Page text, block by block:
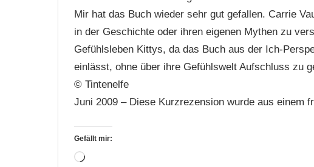
Mir hat das Buch wieder sehr gut gefallen. Carrie
in der Geschichte oder ihren eigenen Mythen zu
Gefühlsleben Kittys, da das Buch aus der Ich-
einlässt, ohne über ihre Gefühlswelt Aufschluss zu
© Tintenelfe
Juni 2009 – Diese Kurzrezension wurde aus einem
Gefällt mir:
Wird